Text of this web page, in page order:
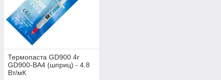
Термопаста GD900 4г
GD900-BA4 (шприц) - 4.8
Вт/мК